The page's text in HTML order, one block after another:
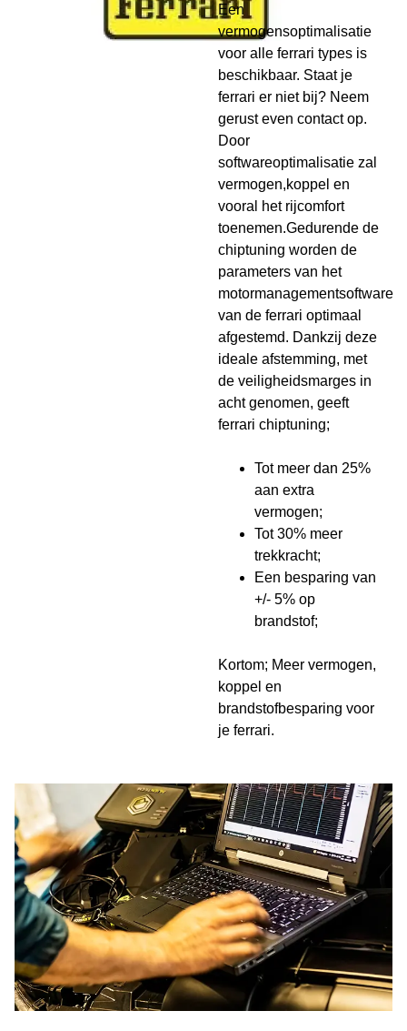
Een
vermogensoptimalisatie
voor alle ferrari types is
beschikbaar. Staat je
ferrari er niet bij? Neem
gerust even contact op.
Door
softwareoptimalisatie zal
vermogen,koppel en
vooral het rijcomfort
toenemen.Gedurende de
chiptuning worden de
parameters van het
motormanagementsoftware
van de ferrari optimaal
afgestemd. Dankzij deze
ideale afstemming, met
de veiligheidsmarges in
acht genomen, geeft
ferrari chiptuning;
Tot meer dan 25%
aan extra
vermogen;
Tot 30% meer
trekkracht;
Een besparing van
+/- 5% op
brandstof;
Kortom; Meer vermogen,
koppel en
brandstofbesparing voor
je ferrari.